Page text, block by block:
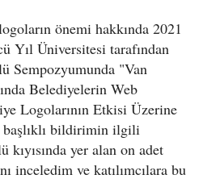
önemi hakkında 2021
Yıl Üniversitesi tarafından
Sempozyumunda "Van
Belediyelerin Web
Logolarının Etkisi Üzerine
bildirimin ilgili
kıyısında yer alan on adet
inceledim ve katılımcılara bu